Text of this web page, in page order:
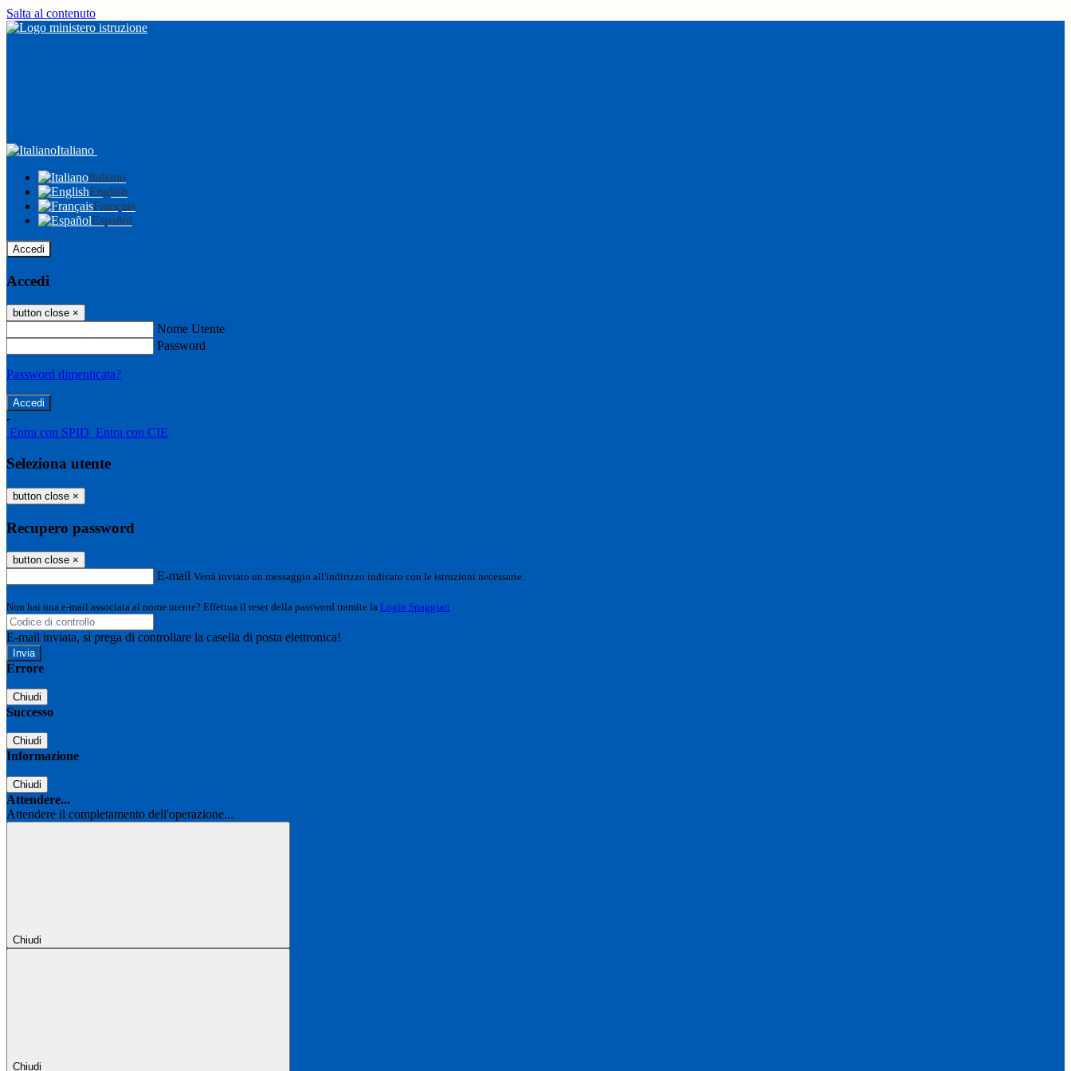
Salta al contenuto
Italiano
Italiano
English
Français
Español
Accedi
Accedi
button close ×
Nome Utente
Password
Password dimenticata?
-
Entra con SPID Entra con CIE
Seleziona utente
button close ×
Recupero password
button close ×
E-mail Verrà inviato un messaggio all'indirizzo indicato con le istruzioni necessarie.
Non hai una e-mail associata al nome utente? Effettua il reset della password tramite la Login Spaggiari
E-mail inviata, si prega di controllare la casella di posta elettronica!
Errore
Chiudi
Successo
Chiudi
Informazione
Chiudi
Attendere...
Attendere il completamento dell'operazione...
Chiudi
Chiudi